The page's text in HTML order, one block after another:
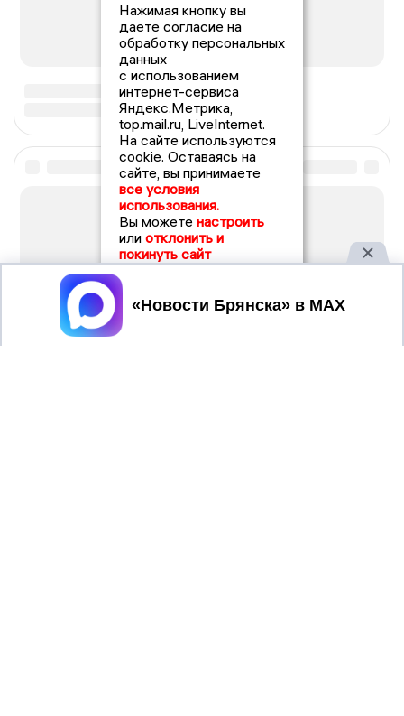
Нажимая кнопку вы
даете согласие на
обработку персональных
данных
с использованием
интернет-сервиса
Яндекс.Метрика,
top.mail.ru, LiveInternet.
На сайте используются
cookie. Оставаясь на
сайте, вы принимаете
все условия
использования.
Вы можете настроить
или отклонить и
покинуть сайт
Принять